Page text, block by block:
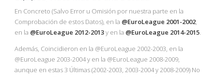
En Concreto (Salvo Error u Omisión por nuestra parte en la
Comprobación de estos Datos), en la @EuroLeague 2001-2002,
en la @EuroLeague 2012-2013y en la @EuroLeague 2014-2015.
Además, Coincidieron en la @EuroLeague 2002-2003, en la
@EuroLeague 2003-2004 y en la @EuroLeague 2008-2009,
aunque en estas 3 Últimas (2002-2003, 2003-2004 y 2008-2009) No